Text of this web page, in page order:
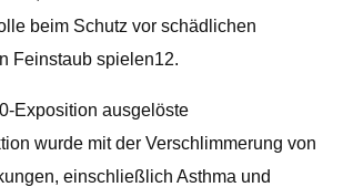
beim Schutz vor schädlichen
Feinstaub spielen12.
Exposition ausgelöste
wurde mit der Verschlimmerung von
einschließlich Asthma und